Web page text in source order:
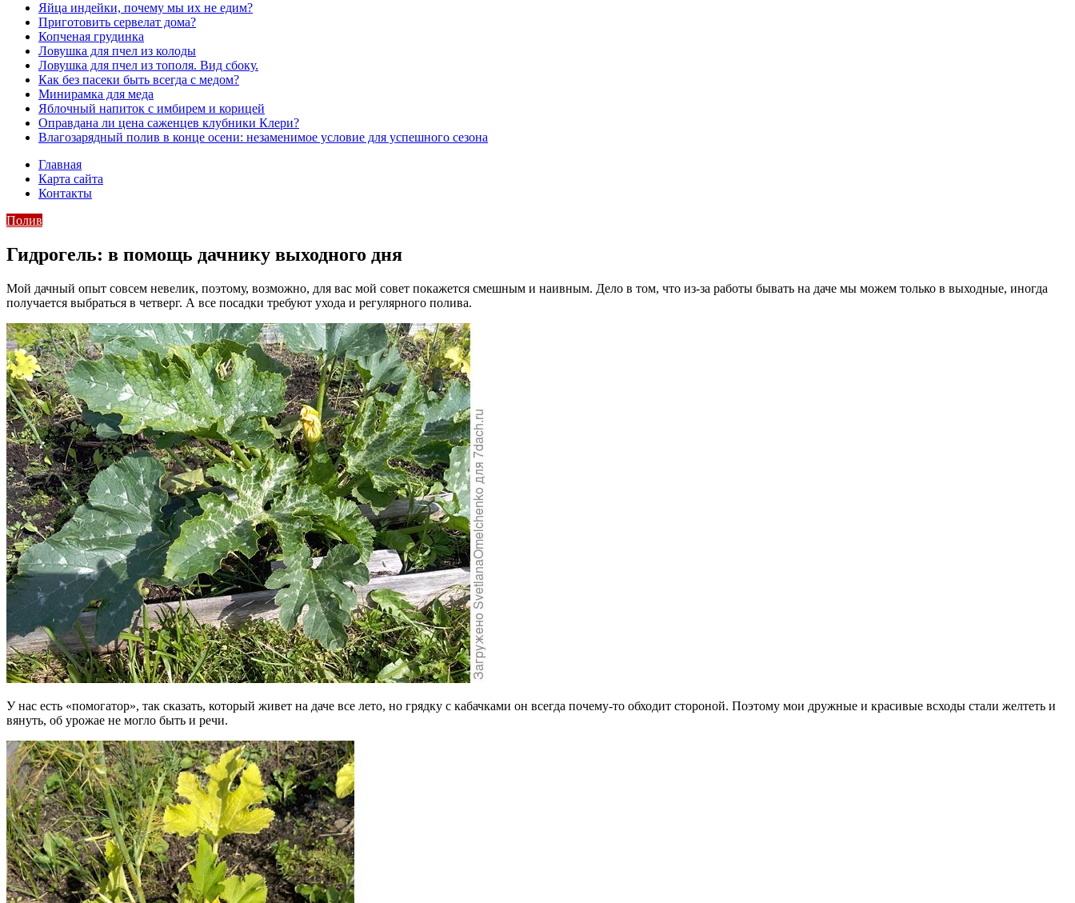
Яйца индейки, почему мы их не едим?
Приготовить сервелат⁠⁠ дома?
Копченая грудинка
Ловушка для пчел из колоды
Ловушка для пчел из тополя. Вид сбоку.
Как без пасеки быть всегда с медом?
Минирамка для меда
Яблочный напиток с имбирем и корицей
Оправдана ли цена саженцев клубники Клери?
Влагозарядный полив в конце осени: незаменимое условие для успешного сезона
Главная
Карта сайта
Контакты
Полив
Гидрогель: в помощь дачнику выходного дня
Мой дачный опыт совсем невелик, поэтому, возможно, для вас мой совет покажется смешным и наивным. Дело в том, что из-за работы бывать на даче мы можем только в выходные, иногда
получается выбраться в четверг. А все посадки требуют ухода и регулярного полива.
У нас есть «помогатор», так сказать, который живет на даче все лето, но грядку с кабачками он всегда почему-то обходит стороной. Поэтому мои дружные и красивые всходы стали желтеть и
вянуть, об урожае не могло быть и речи.